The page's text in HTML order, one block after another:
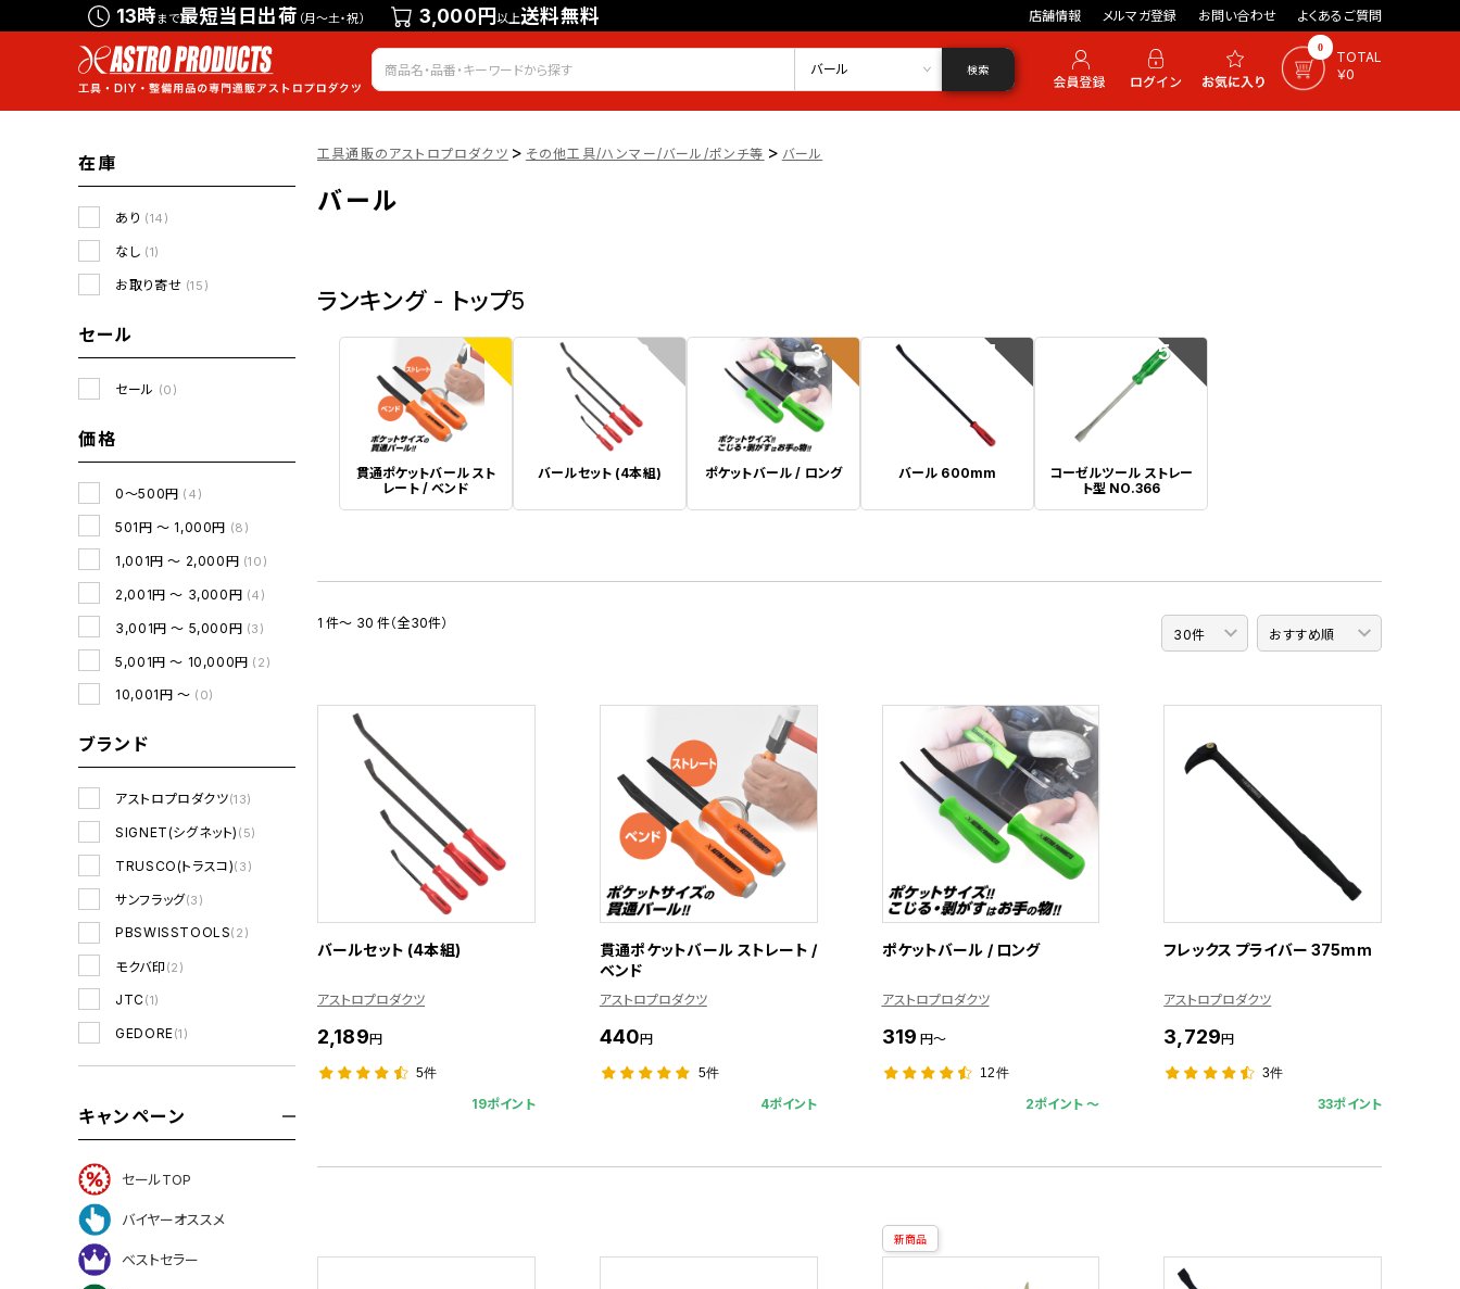
13時まで最短当日出荷 （月～土・祝） 3,000円以上送料無料 店舗情報 メルマガ登録 お問い合わせ よくあるご質問
会員登録 ログイン お気に入り 0
TOTAL
￥0
バール 検索
在庫
あり (14)
なし (1)
お取り寄せ (15)
セール
セール (0)
価格
0～500円 (4)
501円 ～ 1,000円 (8)
1,001円 ～ 2,000円 (10)
2,001円 ～ 3,000円 (4)
3,001円 ～ 5,000円 (3)
5,001円 ～ 10,000円 (2)
10,001円 ～ (0)
ブランド
アストロプロダクツ(13)
SIGNET(シグネット) (5)
TRUSCO(トラスコ)(3)
サンフラッグ(3)
PBSWISSTOOLS(2)
モクバ印 (2)
JTC (1)
GEDORE(1)
キャンペーン
セールTOP
バイヤーオススメ
ベストセラー
工具通販のアストロプロダクツ > その他工具/ハンマー/バール/ポンチ等 > バール
バール
ランキング - トップ5
1
貫通ポケットバール スト
レート / ベンド
2
バールセット (4本組)
3
ポケットバール / ロング
4
バール 600mm
5
コーゼルツール ストレー
ト型 NO.366
1 件～ 30 件（全30件）
バールセット (4本組)
アストロプロダクツ
2,189円
5件
19ポイント
貫通ポケットバール ストレート /
ベンド
アストロプロダクツ
440円
5件
4ポイント
ポケットバール / ロング
アストロプロダクツ
319 円～
12件
2ポイント 〜
フレックス プライバー 375mm
アストロプロダクツ
3,729円
3件
33ポイント
新商品